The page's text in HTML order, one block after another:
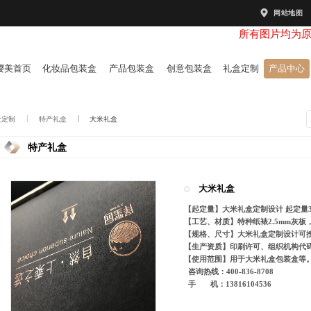
网站地图
所有图片均为
美首页 化妆品包装盒 产品包装盒 创意包装盒 礼盒定制 产品中心
制 特产礼盒 大米礼盒
特产礼盒
大米礼盒
【起定量】大米礼盒定制设计 起定量
【工艺、材质】特种纸裱2.5mm灰
【规格、尺寸】大米礼盒定制设计可
【生产资质】印刷许可、组织机构代
【使用范围】用于大米礼盒包装盒等
咨询热线：400-836-8708
手 机：13816104536